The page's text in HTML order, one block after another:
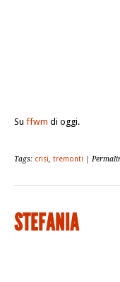
Su ffwm di oggi.
Tags: crisi tremonti |
STEFANIA